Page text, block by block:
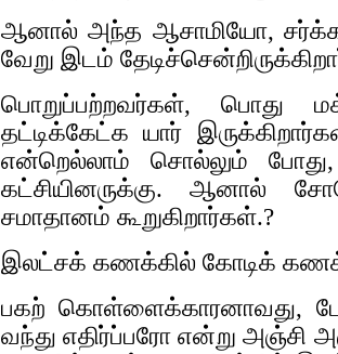
ஆனால் அந்த ஆசாமியோ,
வேறு இடம்
பொறுப்பற்றவர்கள், பொது
தட்டிக்கேட்க யார்
என்றெல்லாம் சொல்லும்
கட்சியினருக்கு. ஆனால்
சமாதானம் கூறுகிறார்கள்.?
இலட்சக் கணக்கில் கோடிக்
பகற் கொள்ளைக்காரனாவது,
வந்து எதிர்ப்பரோ என்று அஞ்சி